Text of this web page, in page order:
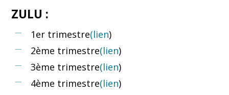
ZULU :
1er trimestre(lien)
2ème trimestre(lien)
3ème trimestre(lien)
4ème trimestre(lien)